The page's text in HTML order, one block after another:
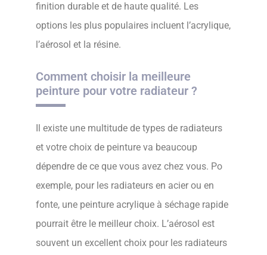
finition durable et de haute qualité. Les
options les plus populaires incluent l’acrylique,
l’aérosol et la résine.
Comment choisir la meilleure
peinture pour votre radiateur ?
Il existe une multitude de types de radiateurs
et votre choix de peinture va beaucoup
dépendre de ce que vous avez chez vous. Po
exemple, pour les radiateurs en acier ou en
fonte, une peinture acrylique à séchage rapide
pourrait être le meilleur choix. L’aérosol est
souvent un excellent choix pour les radiateurs